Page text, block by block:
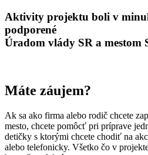
Aktivity projektu boli v
podporené
Úradom vlády SR a mestom
Máte záujem?
Ak sa ako firma alebo rodič chcete
mesto, chcete pomôcť pri príprave
detičky s ktorými chcete chodiť na
alebo telefonicky. Všetko čo v